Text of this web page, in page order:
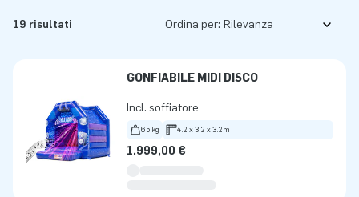
19 risultati Ordina per:
GONFIABILE MIDI DISCO
Incl. soffiatore
65 kg 4.2 x 3.2 x 3.2m
1.999,00 €